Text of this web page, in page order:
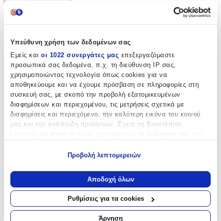
Υπεύθυνη χρήση των δεδομένων σας
Εμείς και οι 1022 συνεργάτες μας επεξεργαζόμαστε
προσωπικά σας δεδομένα, π.χ. τη διεύθυνση IP σας,
χρησιμοποιώντας τεχνολογία όπως cookies για να
αποθηκεύουμε και να έχουμε πρόσβαση σε πληροφορίες στη
συσκευή σας, με σκοπό την προβολή εξατομικευμένων
διαφημίσεων και περιεχομένου, τις μετρήσεις σχετικά με
διαφημίσεις και περιεχόμενο, την καλύτερη εικόνα του κοινού
μας και την ανάπτυξη προϊόντων. Έχετε τη δυνατότητα
Να συλλέξουμε πληροφορίες σχετικά με τη γεωγραφική
σας τοποθεσία, οι οποίες μπορεί να είναι ακριβείς σε
απόσταση μερικών μέτρων
Να αναγνωρίσουμε τη συσκευή σας σαρώνοντας ενεργά
για συγκεκριμένα χαρακτηριστικά (δακτυλικό αποτύπωμα)
Προβολή λεπτομερειών
Αποδοχή όλων
Ρυθμίσεις για τα cookies
Άρνηση
Χαρακτηριστικά
Κατασκευαστής:
Ready
Τύπος:
Τσιγάρου
Υλικό:
Ξύλινο
Χρώμα:
Τεμάχια
6
Αξιολογήσεις